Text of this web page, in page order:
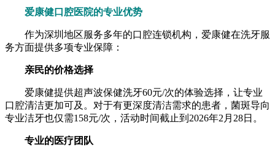
爱康健口腔医院的专业优势
作为深圳地区服务多年的口腔连锁机构，爱康健在洗牙服
务方面提供多项专业保障：
亲民的价格选择
爱康健提供超声波保健洗牙60元/次的体验选择，让专业
口腔清洁更加可及。对于有更深度清洁需求的患者，菌斑导向
专业洁牙也仅需158元/次，活动时间截止到2026年2月28日。
专业的医疗团队